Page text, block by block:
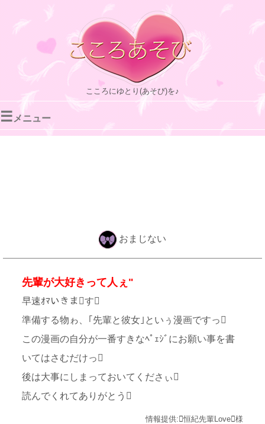
こころにゆとり(あそび)を♪
☰ メニュー
おまじない
先輩が大好きって人ぇ"
早速ｵﾏいきます
準備する物ゎ、｢先輩と彼女｣といぅ漫画ですっ
この漫画の自分が一番すきなﾍﾟｪｼﾞにお願い事を書
いてはさむだけっ
後は大事にしまっておいてくださぃ
読んでくれてありがとう
情報提供:恒紀先輩Love様